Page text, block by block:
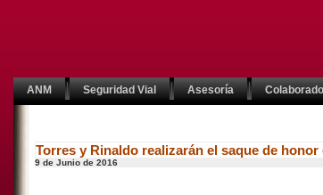
ANM Seguridad Vial Asesoría
Torres y Rinaldo realizarán el saque de honor
9 de Junio de 2016